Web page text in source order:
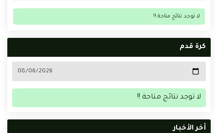
لا توجد نتائج متاحة !!
كرة قدم
لا توجد نتائج متاحة !!
أخر الأخبار